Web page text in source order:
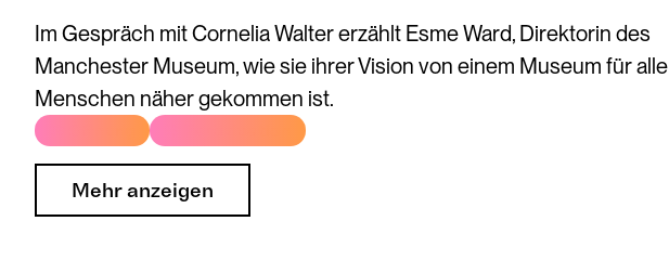
Im Gespräch mit Cornelia Walter erzählt Esme Ward, Direktorin des
Manchester Museum, wie sie ihrer Vision von einem Museum für alle
Menschen näher gekommen ist.
Mehr anzeigen